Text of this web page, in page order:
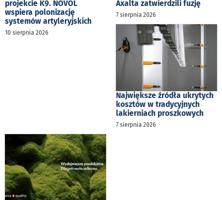
projekcie K9. NOVOL
wspiera polonizację
systemów artyleryjskich
10 sierpnia 2026
Axalta zatwierdzili fuzję
7 sierpnia 2026
Największe źródła ukrytych
kosztów w tradycyjnych
lakierniach proszkowych
7 sierpnia 2026